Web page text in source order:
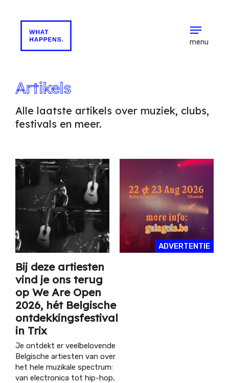
menu
Artikels
Alle laatste artikels over muziek, clubs,
festivals en meer.
Bij deze artiesten
vind je ons terug
op We Are Open
2026, hét Belgische
ontdekkingsfestival
in Trix
Je ontdekt er veelbelovende
Belgische artiesten van over
het hele muzikale spectrum:
van electronica tot hip-hop,
ADVERTENTIE